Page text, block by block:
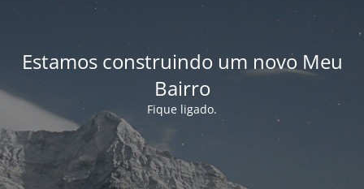
Estamos construindo um novo Meu
Bairro
Fique ligado.